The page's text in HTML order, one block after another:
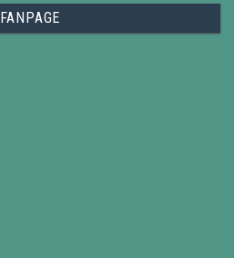
FANPAGE